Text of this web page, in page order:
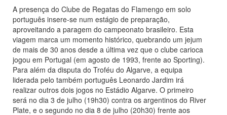
A presença do Clube de Regatas do Flamengo em solo
português insere-se num estágio de preparação,
aproveitando a paragem do campeonato brasileiro. Esta
viagem marca um momento histórico, quebrando um jejum
de mais de 30 anos desde a última vez que o clube carioca
jogou em Portugal (em agosto de 1993, frente ao Sporting).
Para além da disputa do Troféu do Algarve, a equipa
liderada pelo também português Leonardo Jardim irá
realizar outros dois jogos no Estádio Algarve. O primeiro
será no dia 3 de julho (19h30) contra os argentinos do River
Plate, e o segundo no dia 8 de julho (20h30) frente aos